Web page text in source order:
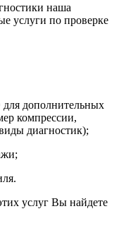
наша
услуги по проверке
дополнительных
компрессии,
диагностик);
услуг Вы найдете